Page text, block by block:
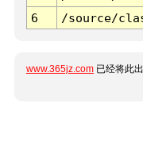
6
/source/
www.365jz.com 已经将此